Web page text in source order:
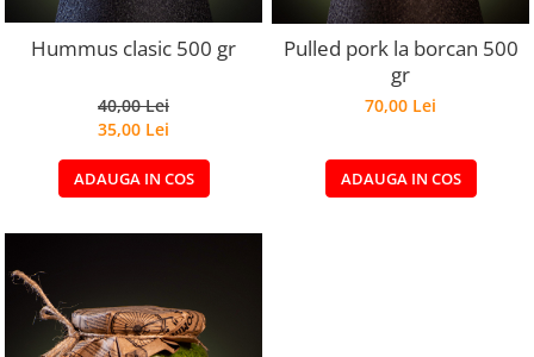
Hummus clasic 500 gr
40,00 Lei
35,00 Lei
ADAUGA IN COS
Pulled pork la borcan 500
gr
70,00 Lei
ADAUGA IN COS